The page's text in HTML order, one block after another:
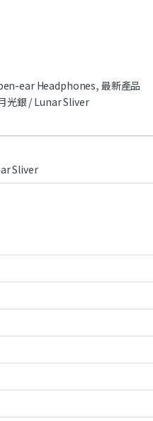
ear Headphones, 最新產品
光銀 / Lunar Sliver
Sliver